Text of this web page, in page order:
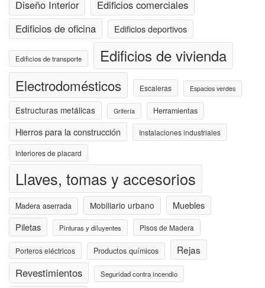
Diseño Interior
Edificios comerciales
Edificios de oficina
Edificios deportivos
Edificios de transporte Edificios de vivienda
Electrodomésticos Escaleras Espacios verdes
Estructuras metálicas Grifería Herramientas
Hierros para la construcción Instalaciones industriales
Interiores de placard
Llaves, tomas y accesorios
Madera aserrada Mobiliario urbano
Muebles
Piletas
Pinturas y diluyentes Pisos de Madera
Porteros eléctricos Productos químicos Rejas
Revestimientos Seguridad contra incendio